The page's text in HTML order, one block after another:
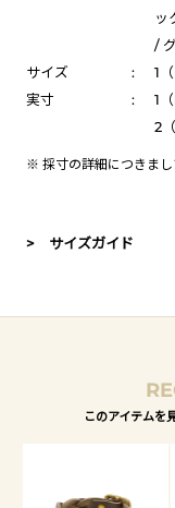
ッ
/
サイズ
:
1
実寸
:
1
2
※ 採寸の詳細につきまし
> サイズガイド
このアイテムを